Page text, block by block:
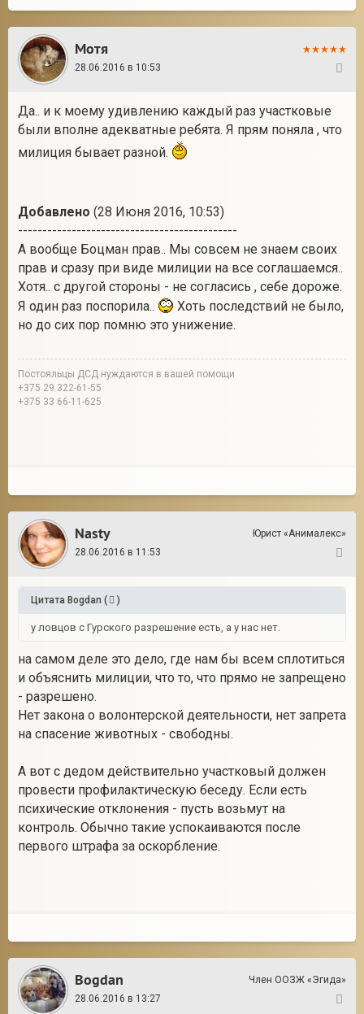
Мотя
28.06.2016 в 10:53
Да.. и к моему удивлению каждый раз участковые
были вполне адекватные ребята. Я прям поняла , что
милиция бывает разной.
Добавлено (28 Июня 2016, 10:53)
---------------------------------------------
А вообще Боцман прав.. Мы совсем не знаем своих
прав и сразу при виде милиции на все соглашаемся..
Хотя.. с другой стороны - не согласись , себе дороже.
Я один раз поспорила..
Хоть последствий не было,
но до сих пор помню это унижение.
Постояльцы ДСД нуждаются в вашей помощи
+375 29 322-61-55
+375 33 66-11-625
Nasty
Юрист «Анималекс»
28.06.2016 в 11:53
Цитата Bogdan ( )
у ловцов с Гурского разрешение есть, а у нас нет.
на самом деле это дело, где нам бы всем сплотиться
и объяснить милиции, что то, что прямо не запрещено
- разрешено.
Нет закона о волонтерской деятельности, нет запрета
на спасение животных - свободны.
А вот с дедом действительно участковый должен
провести профилактическую беседу. Если есть
психические отклонения - пусть возьмут на
контроль. Обычно такие успокаиваются после
первого штрафа за оскорбление.
Bogdan
Член ООЗЖ «Эгида»
28.06.2016 в 13:27